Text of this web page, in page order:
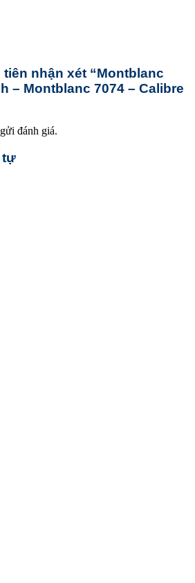
nhận xét “Montblanc
– Montblanc 7074 – Calibre
đánh giá.
tự